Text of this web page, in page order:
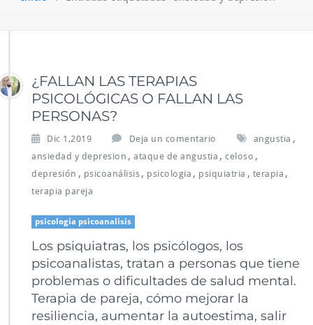
¿FALLAN LAS TERAPIAS
PSICOLÓGICAS O FALLAN LAS
PERSONAS?
Dic 1,2019 Deja un comentario angustia ,
ansiedad y depresion , ataque de angustia , celoso ,
depresión , psicoanálisis , psicologia , psiquiatria , terapia ,
terapia pareja
psicologia psicoanalisis
Los psiquiatras, los psicólogos, los
psicoanalistas, tratan a personas que tiene
problemas o dificultades de salud mental.
Terapia de pareja, cómo mejorar la
resiliencia, aumentar la autoestima, salir